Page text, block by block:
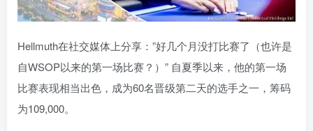
Hellmuth在社交媒体上分享：”好几个月没打比赛了（也许是
自WSOP以来的第一场比赛？）” 自夏季以来，他的第一场
比赛表现相当出色，成为60名晋级第二天的选手之一，筹码
为109,000。